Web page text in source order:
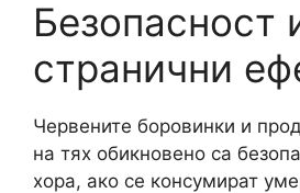
Безопасност
странични
Червените боровинки и
на тях обикновено са
хора, ако се консумират